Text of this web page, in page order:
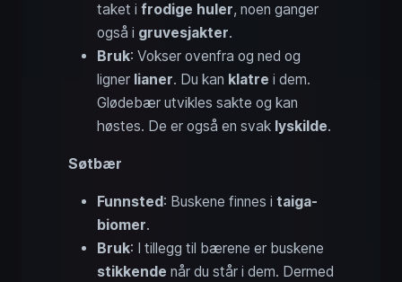
taket i frodige huler, noen ganger
også i gruvesjakter.
Bruk: Vokser ovenfra og ned og
ligner lianer. Du kan klatre i dem.
Glødebær utvikles sakte og kan
høstes. De er også en svak lyskilde.
Søtbær
Funnsted : Buskene finnes i taiga-
biomer.
Bruk: I tillegg til bærene er buskene
stikkende når du står i dem. Dermed